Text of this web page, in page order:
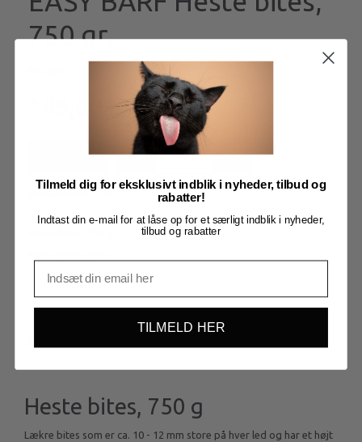
750 gr.
Læg i kurv
Model/varenr.:
Heste bites, 750 g
Lækre bites som er ca. 10 - 12 mm store på hver led og har et højt
Tilmeld dig for eksklusivt indblik i nyheder, tilbud og
rabatter!
Indtast din e-mail for at låse op for et særligt indblik i nyheder,
tilbud og rabatter
TILMELD HER